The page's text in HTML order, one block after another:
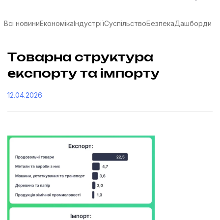
Всі новиниЕкономікаІндустріїСуспільствоБезпекаДашборди
Товарна структура
експорту та імпорту
12.04.2026